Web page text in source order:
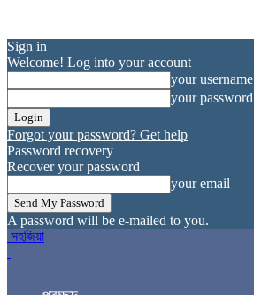
Sign in
Welcome! Log into your account
your username
your password
Forgot your password? Get help
Password recovery
Recover your password
your email
A password will be e-mailed to you.
সহজিয়া